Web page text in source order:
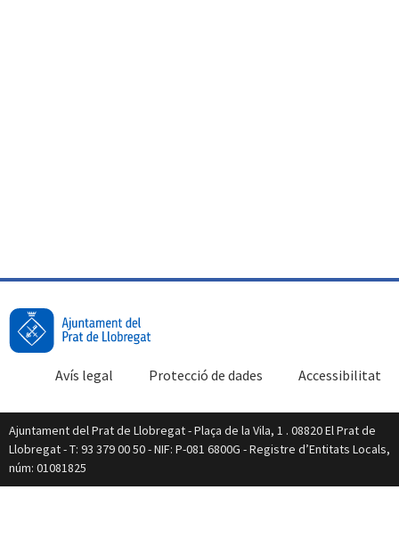
Accessibilitat
Protecció de dades
Avís legal
Ajuntament del Prat de Llobregat - Plaça de la Vila, 1 . 08820 El Prat de
Llobregat - T: 93 379 00 50 - NIF: P-081 6800G - Registre d’Entitats Locals,
núm: 01081825